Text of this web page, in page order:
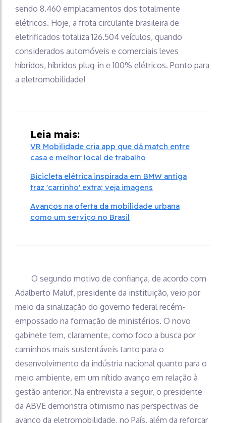
sendo 8.460 emplacamentos dos totalmente
elétricos. Hoje, a frota circulante brasileira de
eletrificados totaliza 126.504 veículos, quando
considerados automóveis e comerciais leves
híbridos, híbridos plug-in e 100% elétricos. Ponto para
a eletromobilidade!
Leia mais:
VR Mobilidade cria app que dá match entre
casa e melhor local de trabalho
Bicicleta elétrica inspirada em BMW antiga
traz 'carrinho' extra; veja imagens
Avanços na oferta da mobilidade urbana
como um serviço no Brasil
O segundo motivo de confiança, de acordo com
Adalberto Maluf, presidente da instituição, veio por
meio da sinalização do governo federal recém-
empossado na formação de ministérios. O novo
gabinete tem, claramente, como foco a busca por
caminhos mais sustentáveis tanto para o
desenvolvimento da indústria nacional quanto para o
meio ambiente, em um nítido avanço em relação à
gestão anterior. Na entrevista a seguir, o presidente
da ABVE demonstra otimismo nas perspectivas de
avanço da eletromobilidade, no País, além da reforçar